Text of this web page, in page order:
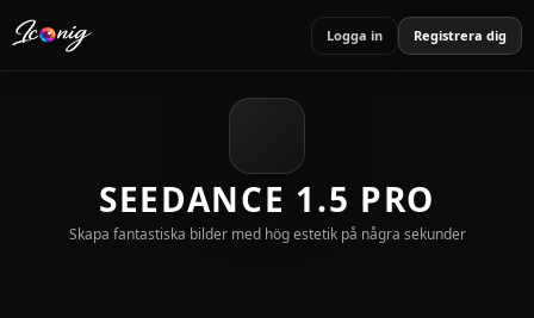
Logga in Registrera dig
SEEDANCE 1.5 PRO
Skapa fantastiska bilder med hög estetik på några sekunder